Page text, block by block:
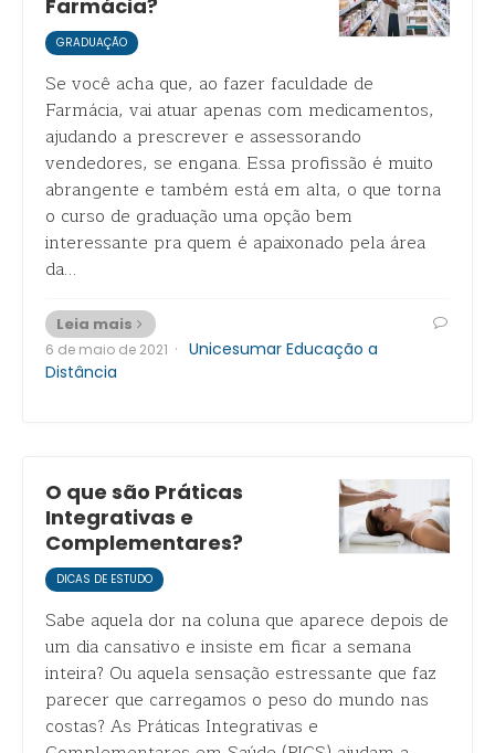
Farmácia?
GRADUAÇÃO
Se você acha que, ao fazer faculdade de
Farmácia, vai atuar apenas com medicamentos,
ajudando a prescrever e assessorando
vendedores, se engana. Essa profissão é muito
abrangente e também está em alta, o que torna
o curso de graduação uma opção bem
interessante pra quem é apaixonado pela área
da…
Leia mais
6 de maio de 2021 · Unicesumar Educação a
Distância
O que são Práticas
Integrativas e
Complementares?
DICAS DE ESTUDO
Sabe aquela dor na coluna que aparece depois de
um dia cansativo e insiste em ficar a semana
inteira? Ou aquela sensação estressante que faz
parecer que carregamos o peso do mundo nas
costas? As Práticas Integrativas e